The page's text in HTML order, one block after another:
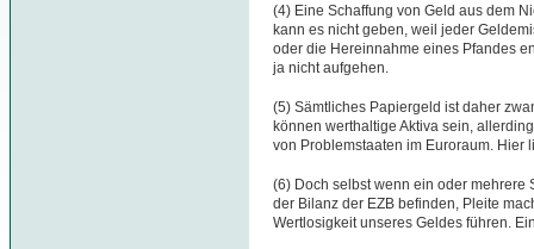
(4) Eine Schaffung von Geld aus dem
kann es nicht geben, weil jeder
oder die Hereinnahme eines Pfandes
ja nicht aufgehen.
(5) Sämtliches Papiergeld ist daher
können werthaltige Aktiva sein,
von Problemstaaten im Euroraum. Hier
(6) Doch selbst wenn ein oder mehrere
der Bilanz der EZB befinden, Pleite
Wertlosigkeit unseres Geldes führen.